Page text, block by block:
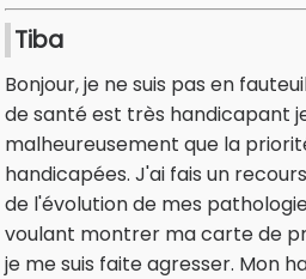
Tiba
Bonjour, je ne suis pas en
de santé est très handicapant
malheureusement que la
handicapées. J'ai fais un
de l'évolution de mes
voulant montrer ma carte de
je me suis faite agresser. Mon